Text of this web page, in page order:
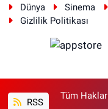
Dünya
Sinema
Gizlilik Politikası
RSS
Tüm